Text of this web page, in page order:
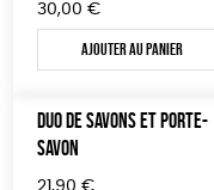
30,00 €
Ajouter au panier
DUO DE SAVONS ET PORTE-
SAVON
21,90 €